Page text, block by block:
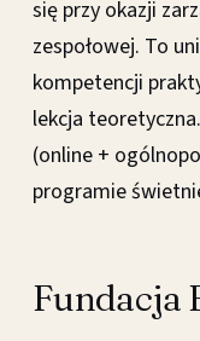
się przy okazji
zespołowej. To
kompetencji
lekcja
(online +
programie
Fundacja